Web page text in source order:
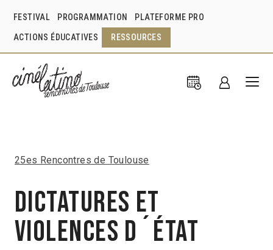
FESTIVAL PROGRAMMATION PLATEFORME PRO
ACTIONS ÉDUCATIVES RESSOURCES
25es Rencontres de Toulouse
Dictatures et
violences d´État